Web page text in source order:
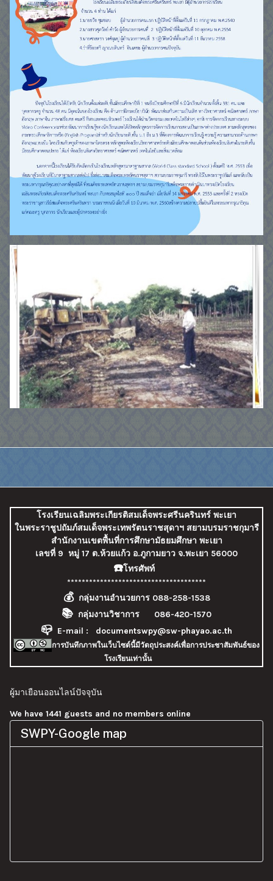
โรงเรียนเฉลิมพระเกียรติสมเด็จพระศรีนครินทร์ พะเยา
ในพระราชูปถัมภ์สมเด็จพระเทพรัตนราชสุดาฯ สยามบรมราชกุมารี
สำนักงานเขตพื้นที่การศึกษามัธยมศึกษา พะเยา
เลขที่ 9 หมู่ 17 ต.ห้วยแก้ว อ.ภูกามยาว จ.พะเยา 56000
☎️โทรศัพท์
**************************************
💰กลุ่มงานอำนวยการ 088-258-1538
📚 กลุ่มงานวิชาการ 086-420-1570
📪 E-mail : documentswpy@sw-phayao.ac.th
การบันทึกภาพในเว็บไซต์นี้มีวัตถุประสงค์เพื่อการประชาสัมพันธ์ของ
โรงเรียนเท่านั้น
ผู้มาเยือนออนไลน์ปัจจุบัน
We have 1441 guests and no members online
SWPY-Google map